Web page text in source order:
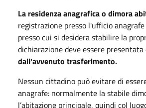
La residenza anagrafica o dimora
registrazione presso l'ufficio
presso cui si desidera stabilire la
dichiarazione deve essere presentata
dall'avvenuto trasferimento.
Nessun cittadino può evitare di
anagrafe: normalmente la stabile
l’abitazione principale, quindi col